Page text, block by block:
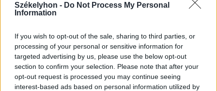
Székelyhon - Do Not Process My Personal
Information
If you wish to opt-out of the sale, sharing to third parties, or
processing of your personal or sensitive information for
targeted advertising by us, please use the below opt-out
section to confirm your selection. Please note that after your
opt-out request is processed you may continue seeing
interest-based ads based on personal information utilized by
Csíkszék
Csíkszereda
Egészségügy
Kórház